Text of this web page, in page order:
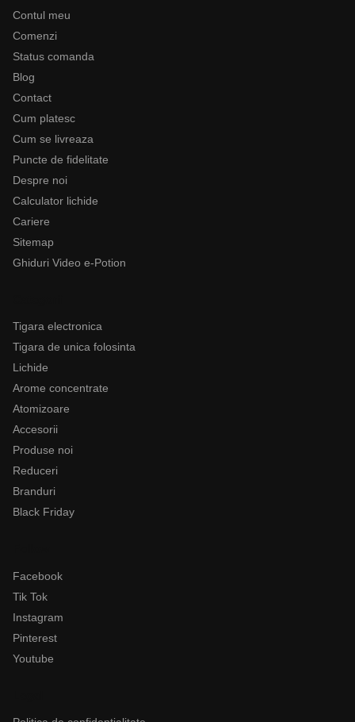
Contul meu
Comenzi
Status comanda
Blog
Contact
Cum platesc
Cum se livreaza
Puncte de fidelitate
Despre noi
Calculator lichide
Cariere
Sitemap
Ghiduri Video e-Potion
Tigara electronica
Tigara de unica folosinta
Lichide
Arome concentrate
Atomizoare
Accesorii
Produse noi
Reduceri
Branduri
Black Friday
Facebook
Tik Tok
Instagram
Pinterest
Youtube